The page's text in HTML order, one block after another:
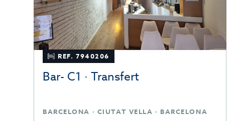
REF. 7940206
Bar- C1 · Transfert
BARCELONA · CIUTAT VELLA · BARCELONA